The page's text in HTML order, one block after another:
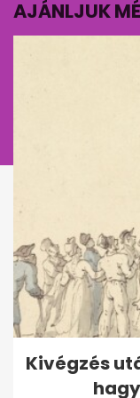
EZ
AJÁNLJUK
Kivégzés